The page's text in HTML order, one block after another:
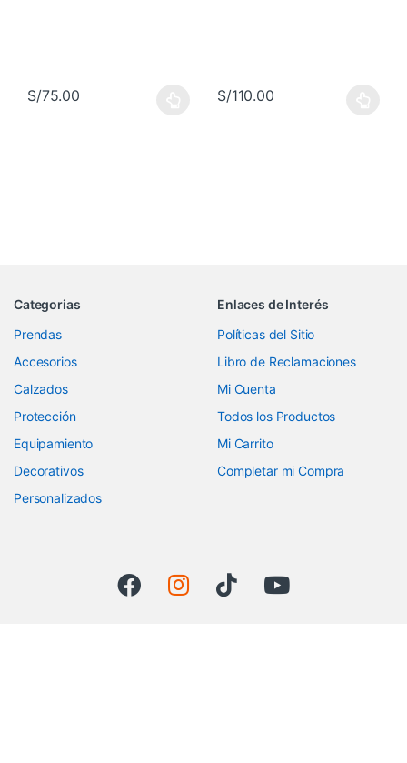
S/75.00 S/110.00
Categorias
Prendas
Accesorios
Calzados
Protección
Equipamiento
Decorativos
Personalizados
Enlaces de Interés
Políticas del Sitio
Libro de Reclamaciones
Mi Cuenta
Todos los Productos
Mi Carrito
Completar mi Compra